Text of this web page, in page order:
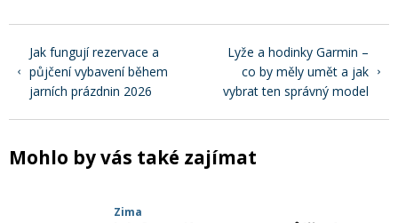
Nářadí pro kola
Boby a kluzáky
Jak fungují rezervace a
půjčení vybavení během
jarních prázdnin 2026
Lyže a hodinky Garmin –
co by měly umět a jak
vybrat ten správný model
Mohlo by vás také zajímat
Zima